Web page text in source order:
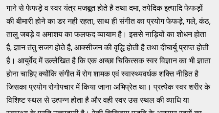
गाने से फेफड़े व स्वर यंत्र मजबूत होते है तथा दमा, तपेदिक इत्यादि फेफड़ों
की बीमारी होने का डर नही रहता, साथ ही संगीत का प्रयोग फेफड़े, गले, कंठ,
तालु जबड़े व अमाशय का फलफद व्यायाम है। इससे नाड़ियों का शोधन होता
है, ज्ञान तंतु सजग होते है, आक्सीजन की वृद्धि होती है तथा दीघार्यु प्राप्त होती
है। आयुर्वेद में उल्लेखित है कि एक अच्छा चिकित्सक स्वर विज्ञान का भी ज्ञाता
होना चाहिए क्योंकि संगीत में रोग शामक एवं स्वास्थ्यवर्धक शक्ति नीहित है
जिसका प्रयोग रोगोपचार में किया जाना अभिप्रेत था। प्रत्येक स्वर शरीर के
विशिष्ट स्थल से उत्पन्न होता है और वही स्वर उस स्थल की व्याधि या